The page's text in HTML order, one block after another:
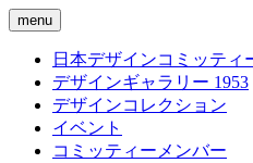
menu
日本デザインコミッティ
デザインギャラリー 1953
デザインコレクション
イベント
コミッティーメンバー